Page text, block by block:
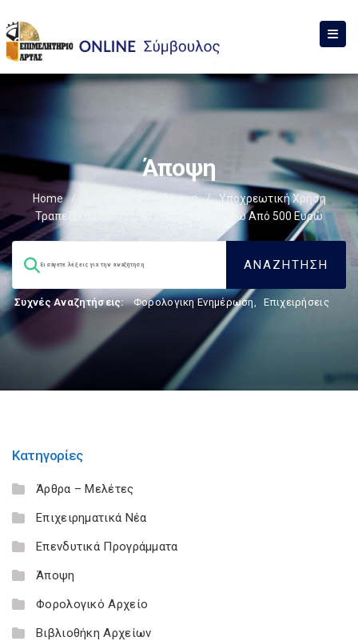
Άποψη
Home / Άποψη /
Υποχρεωτική Χρήση
Τραπεζικού Μέσου Για Συναλλαγές Πάνω Από 500 Ευρώ
Συχνές Αναζητήσεις: Φορολογικη Ενημέρωση, Επιχειρήσεις
Κατηγορίες
Άρθρα – Μελέτες
Επιχειρηματικά Νέα
Επενδυτικά Προγράμματα
Άποψη
Φορολογικό Αρχείο
Βιβλιοθήκη Αρχείων